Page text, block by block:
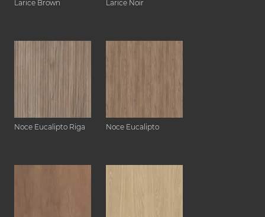
Larice Brown Larice Noir
Noce Eucalipto Riga Noce Eucalipto